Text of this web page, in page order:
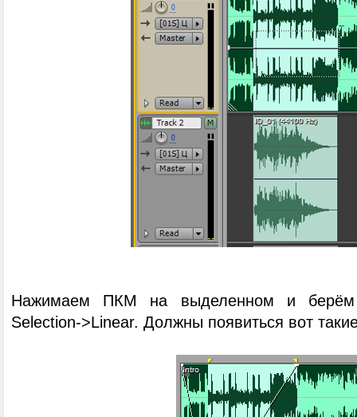
Нажимаем ПКМ на выделенном и берём
Selection->Linear. Должны появиться вот